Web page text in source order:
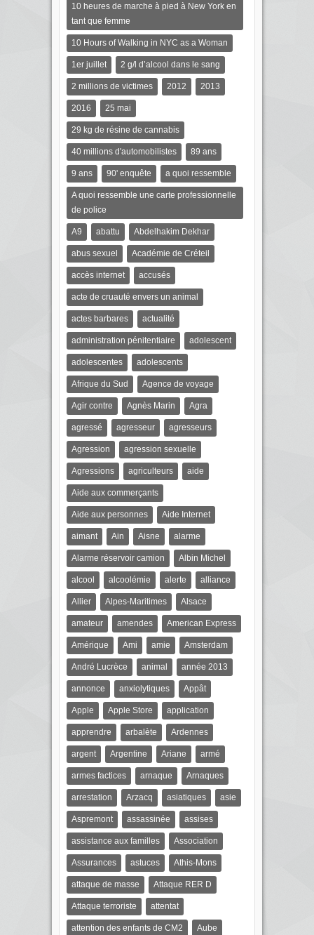
10 heures de marche à pied à New York en
tant que femme
10 Hours of Walking in NYC as a Woman
1er juillet 2 g/l d’alcool dans le sang
2 millions de victimes 2012 2013
2016 25 mai
29 kg de résine de cannabis
40 millions d'automobilistes 89 ans
9 ans 90' enquête a quoi ressemble
A quoi ressemble une carte professionnelle
de police
A9 abattu Abdelhakim Dekhar
abus sexuel Académie de Créteil
accès internet accusés
acte de cruauté envers un animal
actes barbares actualité
administration pénitentiaire adolescent
adolescentes adolescents
Afrique du Sud Agence de voyage
Agir contre Agnès Marin Agra
agressé agresseur agresseurs
Agression agression sexuelle
Agressions agriculteurs aide
Aide aux commerçants
Aide aux personnes Aide Internet
aimant Ain Aisne alarme
Alarme réservoir camion Albin Michel
alcool alcoolémie alerte alliance
Allier Alpes-Maritimes Alsace
amateur amendes American Express
Amérique Ami amie Amsterdam
André Lucrèce animal année 2013
annonce anxiolytiques Appât
Apple Apple Store application
apprendre arbalète Ardennes
argent Argentine Ariane armé
armes factices arnaque Arnaques
arrestation Arzacq asiatiques asie
Aspremont assassinée assises
assistance aux familles Association
Assurances astuces Athis-Mons
attaque de masse Attaque RER D
Attaque terroriste attentat
attention des enfants de CM2 Aube